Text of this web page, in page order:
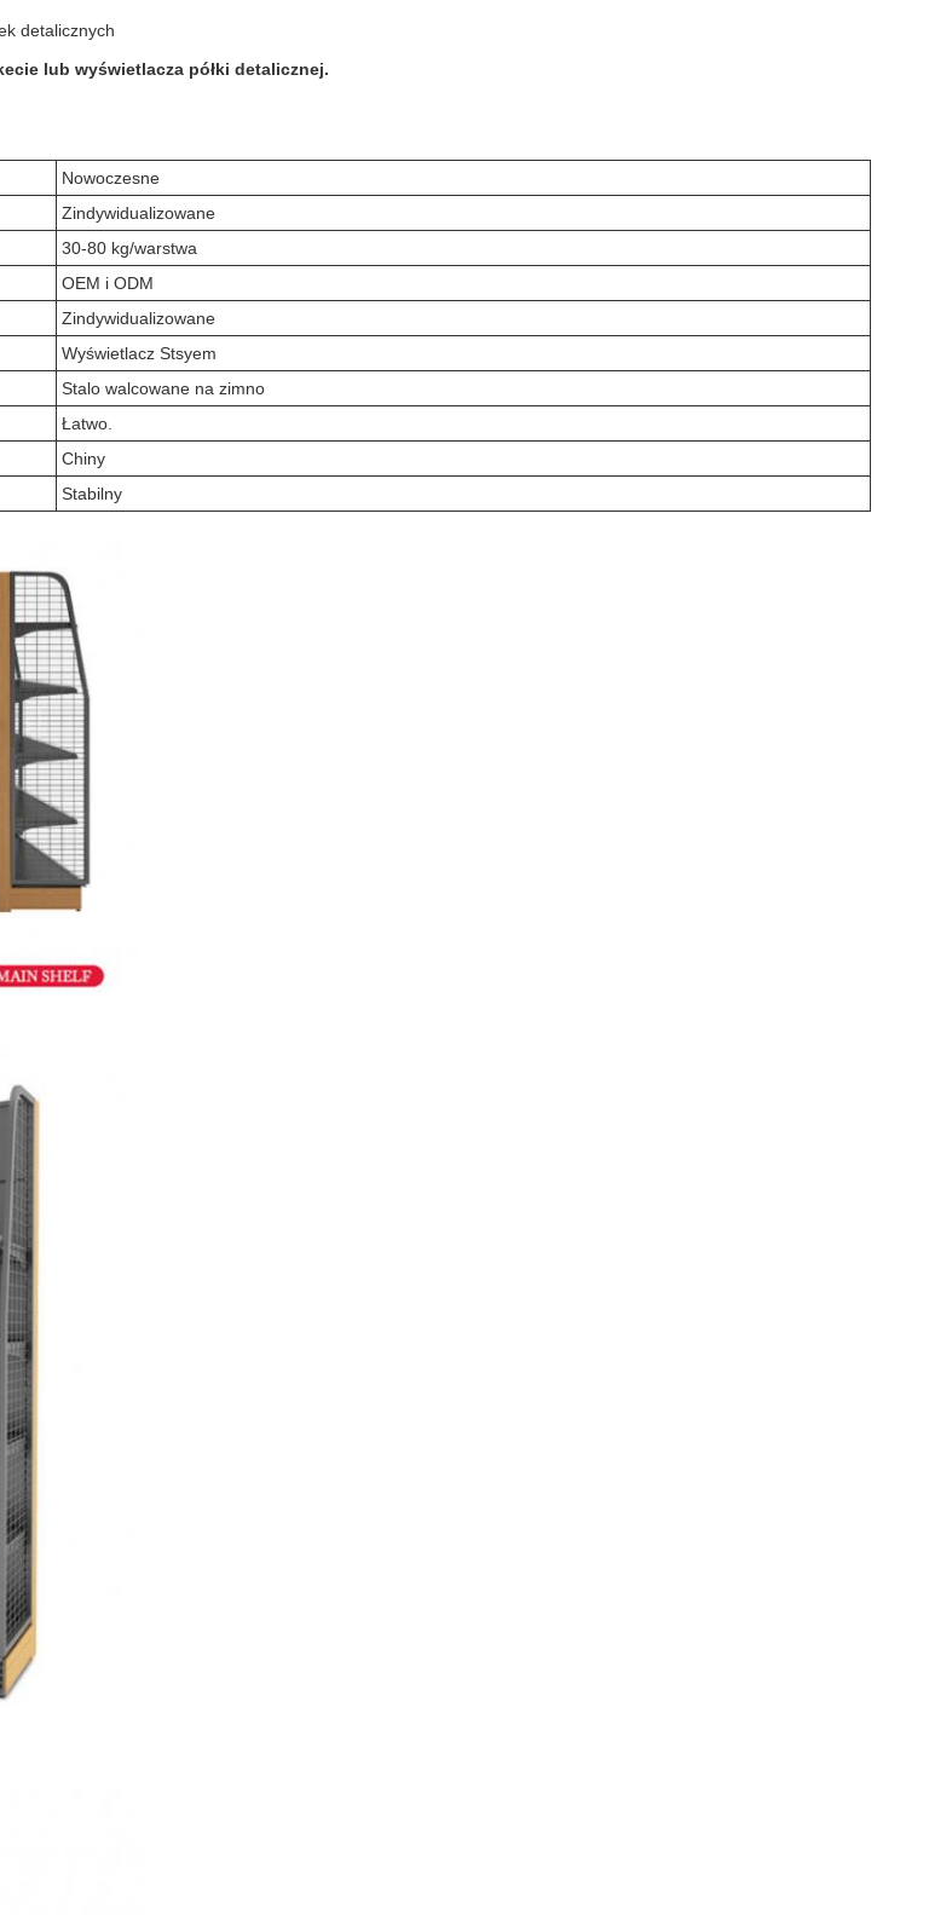
detalicznych
lub wyświetlacza półki detalicznej.
Nowoczesne
Zindywidualizowane
30-80 kg/warstwa
OEM i ODM
Zindywidualizowane
Wyświetlacz Stsyem
Stalo walcowane na zimno
Łatwo.
Chiny
Stabilny